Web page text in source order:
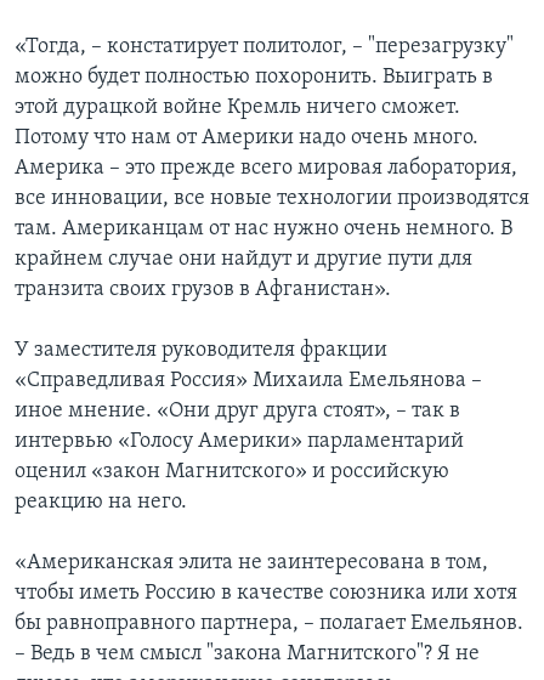
«Тогда, – констатирует политолог, – "перезагрузку"
можно будет полностью похоронить. Выиграть в
этой дурацкой войне Кремль ничего сможет.
Потому что нам от Америки надо очень много.
Америка – это прежде всего мировая лаборатория,
все инновации, все новые технологии производятся
там. Американцам от нас нужно очень немного. В
крайнем случае они найдут и другие пути для
транзита своих грузов в Афганистан».
У заместителя руководителя фракции
«Справедливая Россия» Михаила Емельянова –
иное мнение. «Они друг друга стоят», – так в
интервью «Голосу Америки» парламентарий
оценил «закон Магнитского» и российскую
реакцию на него.
«Американская элита не заинтересована в том,
чтобы иметь Россию в качестве союзника или хотя
бы равноправного партнера, – полагает Емельянов.
– Ведь в чем смысл "закона Магнитского"? Я не